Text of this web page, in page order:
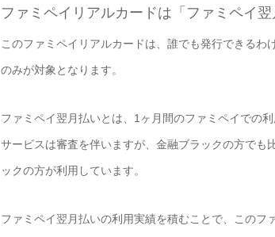
ファミペイリアルカードは「ファミペイ
このファミペイリアルカードは、誰でも発行できるわ
のみが対象となります。
ファミペイ翌月払いとは、1ヶ月間のファミペイでの
サービスは審査を伴いますが、金融ブラックの方でも
ックの方が利用しています。
ファミペイ翌月払いの利用実績を積むことで、この